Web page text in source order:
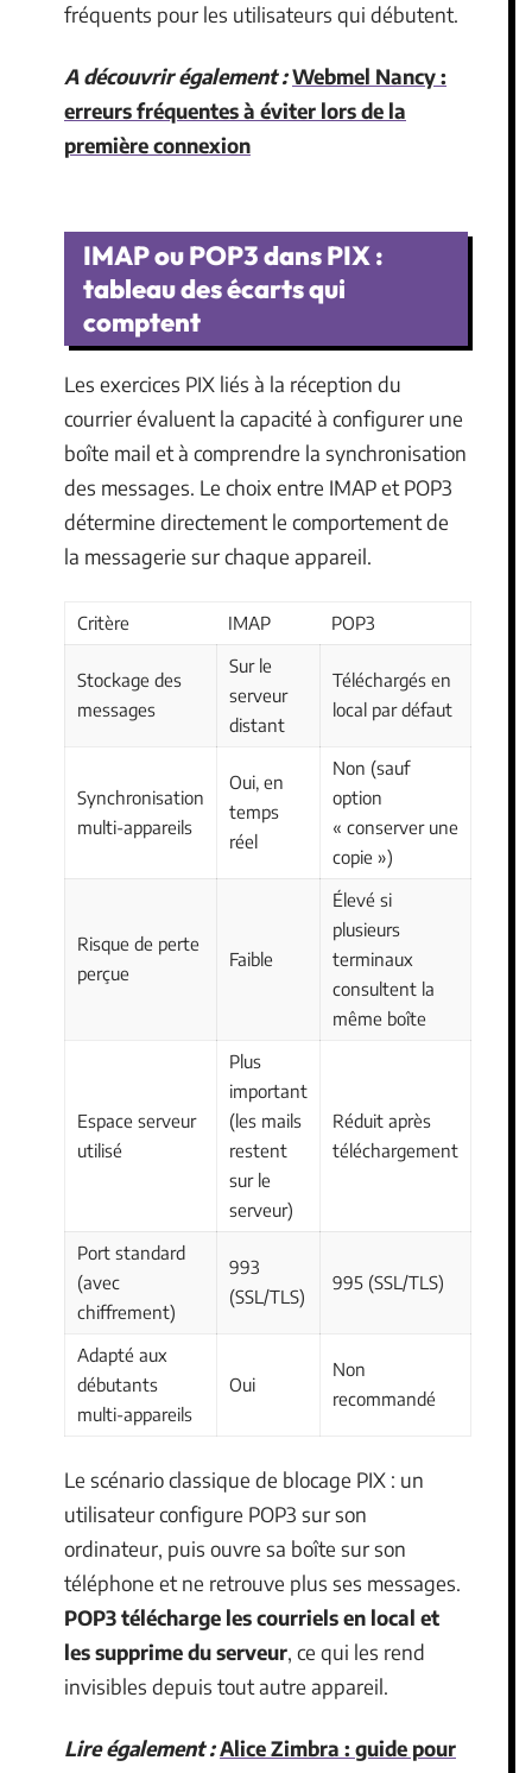
fréquents pour les utilisateurs qui débutent.
A découvrir également :Webmel Nancy :
erreurs fréquentes à éviter lors de la
première connexion
IMAP ou POP3 dans PIX :
tableau des écarts qui
comptent
Les exercices PIX liés à la réception du
courrier évaluent la capacité à configurer une
boîte mail et à comprendre la synchronisation
des messages. Le choix entre IMAP et POP3
détermine directement le comportement de
la messagerie sur chaque appareil.
Critère IMAP POP3
Stockage des
messages
Sur le
serveur
distant
Téléchargés en
local par défaut
Synchronisation
multi-appareils
Oui, en
temps
réel
Non (sauf
option
« conserver une
copie »)
Risque de perte
perçue
Faible
Élevé si
plusieurs
terminaux
consultent la
même boîte
Espace serveur
utilisé
Plus
important
(les mails
restent
sur le
serveur)
Réduit après
téléchargement
Port standard
(avec
chiffrement)
993
(SSL/TLS)
995 (SSL/TLS)
Adapté aux
débutants
multi-appareils
Oui
Non
recommandé
Le scénario classique de blocage PIX : un
utilisateur configure POP3 sur son
ordinateur, puis ouvre sa boîte sur son
téléphone et ne retrouve plus ses messages.
POP3 télécharge les courriels en local et
les supprime du serveur, ce qui les rend
invisibles depuis tout autre appareil.
Lire également :Alice Zimbra : guide pour